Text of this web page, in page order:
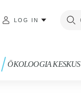
LOG IN
ÖKOLOOGIA KESKUS